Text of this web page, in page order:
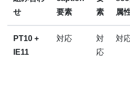
せ
要素
素
属
PT10 +
IE11
対応
対
応
対